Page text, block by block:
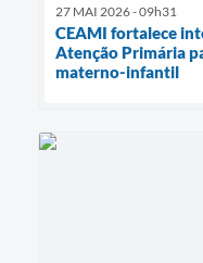
27 MAI 2026 - 09h31
CEAMI fortalece
Atenção Primária
materno-infantil